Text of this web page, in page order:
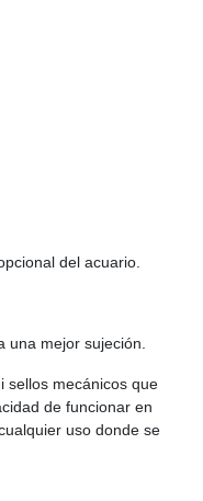
del acuario.
una mejor sujeción.
sellos mecánicos que
de funcionar en
uso donde se